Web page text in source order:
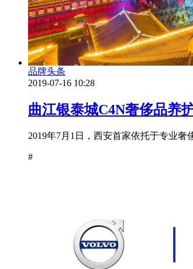
品牌头条
2019-07-16 10:28
曲江银泰城C4N奢侈品养
2019年7月1日，西安首家依托于专业
#